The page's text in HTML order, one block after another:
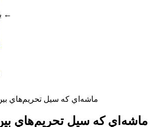
بازگشت ←
ماشه‌اي که سيل تحريم‌هاي
ماشه‌اي که سيل تحريم‌هاي